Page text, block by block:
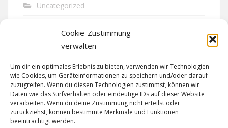
Cookie-Zustimmung
verwalten
Um dir ein optimales Erlebnis zu bieten, verwenden wir Technologien
wie Cookies, um Geräteinformationen zu speichern und/oder darauf
zuzugreifen. Wenn du diesen Technologien zustimmst, können wir
Daten wie das Surfverhalten oder eindeutige IDs auf dieser Website
verarbeiten. Wenn du deine Zustimmung nicht erteilst oder
zurückziehst, können bestimmte Merkmale und Funktionen
beeinträchtigt werden.
Uncategorized
Vandalismus
Verkehr
Verkehrsunfall
Vermisst
Waffen